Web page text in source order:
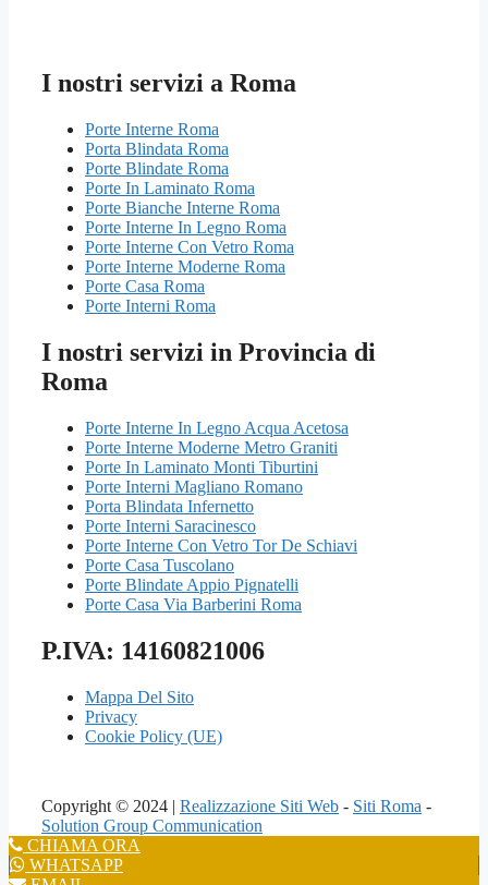
I nostri servizi a Roma
Porte Interne Roma
Porta Blindata Roma
Porte Blindate Roma
Porte In Laminato Roma
Porte Bianche Interne Roma
Porte Interne In Legno Roma
Porte Interne Con Vetro Roma
Porte Interne Moderne Roma
Porte Casa Roma
Porte Interni Roma
I nostri servizi in Provincia di
Roma
Porte Interne In Legno Acqua Acetosa
Porte Interne Moderne Metro Graniti
Porte In Laminato Monti Tiburtini
Porte Interni Magliano Romano
Porta Blindata Infernetto
Porte Interni Saracinesco
Porte Interne Con Vetro Tor De Schiavi
Porte Casa Tuscolano
Porte Blindate Appio Pignatelli
Porte Casa Via Barberini Roma
P.IVA: 14160821006
Mappa Del Sito
Privacy
Cookie Policy (UE)
Copyright © 2024 | Realizzazione Siti Web - Siti Roma -
Solution Group Communication
CHIAMA ORA
WHATSAPP